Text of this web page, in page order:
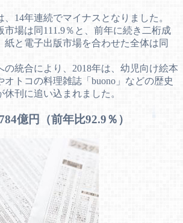
14年連続でマイナスとなりました。
市場は同111.9％と、前年に続き二桁成
紙と電子出版市場を合わせた全体は同
の統合により、2018年は、幼児向け絵本
トコの料理雑誌「buono」などの歴史
刊に追い込まれました。
億円（前年比92.9％）